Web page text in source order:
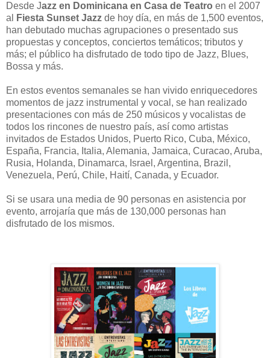
Desde Jazz en Dominicana en Casa de Teatro en el 2007
al
Fiesta Sunset Jazz de hoy día, en más de 1,500 eventos,
han debutado muchas agrupaciones o presentado sus
propuestas y conceptos, conciertos temáticos; tributos y
más; el público ha disfrutado de todo tipo de Jazz, Blues,
Bossa y más.
En estos eventos semanales se han vivido enriquecedores
momentos de jazz instrumental y vocal, se han realizado
presentaciones con más de 250 músicos y vocalistas de
todos los rincones de nuestro país, así como artistas
invitados de Estados Unidos, Puerto Rico, Cuba, México,
España, Francia, Italia, Alemania, Jamaica, Curacao, Aruba,
Rusia, Holanda, Dinamarca, Israel, Argentina, Brazil,
Venezuela, Perú, Chile, Haití, Canada, y Ecuador.
Si se usara una media de 90 personas en asistencia por
evento, arrojaría que más de 130,000 personas han
disfrutado de los mismos.